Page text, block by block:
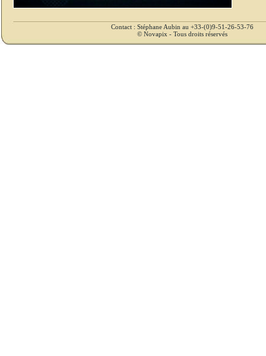
Contact : Stéphane Aubin au +33-(0)9-51-26-53-76
© Novapix - Tous droits réservés